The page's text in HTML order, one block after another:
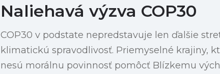
Naliehavá výzva COP30
COP30 v podstate nepredstavuje len ďalšie
klimatickú spravodlivosť. Priemyselné krajiny,
nesú morálnu povinnosť pomôcť Blízkemu